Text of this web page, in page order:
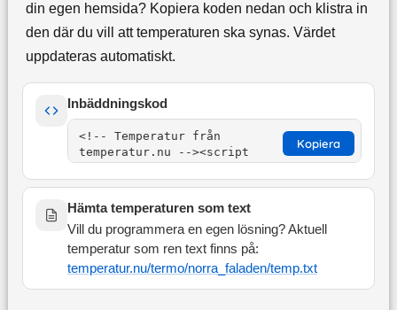
din egen hemsida? Kopiera koden nedan och klistra in
den där du vill att temperaturen ska synas. Värdet
uppdateras automatiskt.
Inbäddningskod
Kopiera
Hämta temperaturen som text
Vill du programmera en egen lösning? Aktuell
temperatur som ren text finns på:
temperatur.nu/termo/norra_faladen/temp.txt